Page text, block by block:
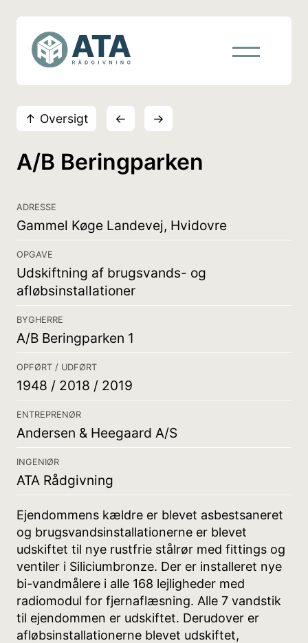
↑ Oversigt ← →
A/B Beringparken
ADRESSE
Gammel Køge Landevej, Hvidovre
OPGAVE
Udskiftning af brugsvands- og
afløbsinstallationer
BYGHERRE
A/B Beringparken 1
OPFØRT / UDFØRT
1948 / 2018 / 2019
ENTREPRENØR
Andersen & Heegaard A/S
INGENIØR
ATA Rådgivning
Ejendommens kældre er blevet asbestsaneret
og brugsvandsinstallationerne er blevet
udskiftet til nye rustfrie stålrør med fittings og
ventiler i Siliciumbronze. Der er installeret nye
bi-vandmålere i alle 168 lejligheder med
radiomodul for fjernaflæsning. Alle 7 vandstik
til ejendommen er udskiftet. Derudover er
afløbsinstallationerne blevet udskiftet,